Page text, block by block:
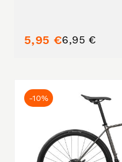
5,95 €6,95 €
-10%